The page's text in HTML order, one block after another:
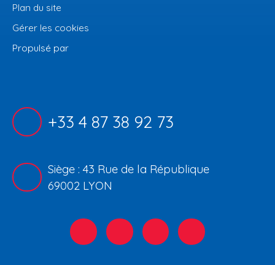
Plan du site
Gérer les cookies
Propulsé par
+33 4 87 38 92 73
Siège : 43 Rue de la République
69002 LYON